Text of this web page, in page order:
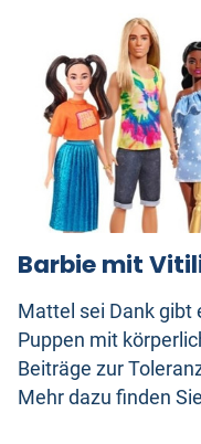
Barbie mit
Mattel sei Dank gibt
Puppen mit
Beiträge zur
Mehr dazu finden